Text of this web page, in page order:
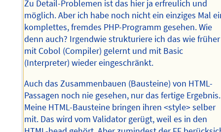
Zu Detail-Problemen ist das hier ja erfreulich und
möglich. Aber ich habe noch nicht ein einziges Mal
komplettes, fremdes PHP-Programm gesehen. Wie
denn auch? Irgendwie strukturiere ich das wie früher
mit Cobol (Compiler) gelernt und mit Basic
(Interpreter) wieder eingeschränkt.
Auch das Zusammenbauen (Bausteine) von HTML-
Passagen noch nie gesehen, nur das fertige Ergebnis.
Meine HTML-Bausteine bringen ihren <style> selber
mit. Das wird vom Validator gerügt, weil es in den